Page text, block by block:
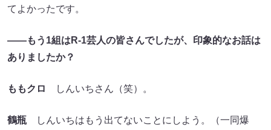
てよかったです。
――もう1組はR-1芸人の皆さんでしたが、印象的なお話は
ありましたか？
ももクロ しんいちさん（笑）。
鶴瓶 しんいちはもう出てないことにしよう。（一同爆